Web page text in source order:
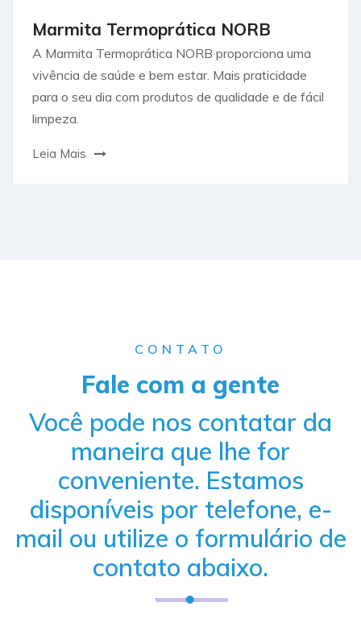
Marmita Termoprática NORB
A Marmita Termoprática NORB proporciona uma
vivência de saúde e bem estar. Mais praticidade
para o seu dia com produtos de qualidade e de fácil
limpeza.
Leia Mais
CONTATO
Fale com a gente
Você pode nos contatar da
maneira que lhe for
conveniente. Estamos
disponíveis por telefone, e-
mail ou utilize o formulário de
contato abaixo.